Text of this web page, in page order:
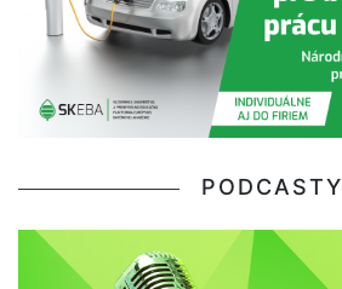
PODCASTY